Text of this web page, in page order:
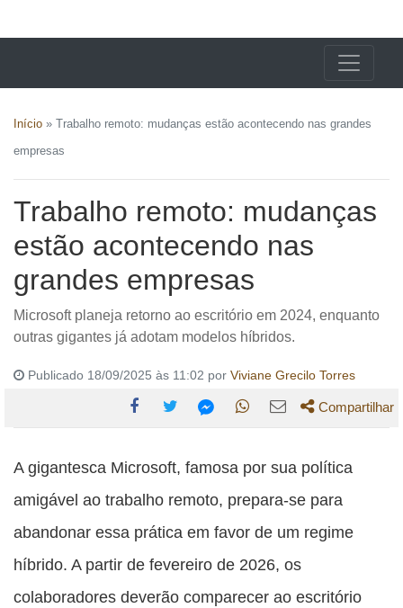
Início » Trabalho remoto: mudanças estão acontecendo nas grandes
empresas
Trabalho remoto: mudanças
estão acontecendo nas
grandes empresas
Microsoft planeja retorno ao escritório em 2024, enquanto
outras gigantes já adotam modelos híbridos.
Publicado 18/09/2025 às 11:02 por Viviane Grecilo Torres
esta
publicação
Facebook
esta
publicação
esta
publicação
esta esta
Compartilhar
A gigantesca Microsoft, famosa por sua política
amigável ao trabalho remoto, prepara-se para
abandonar essa prática em favor de um regime
híbrido. A partir de fevereiro de 2026, os
colaboradores deverão comparecer ao escritório